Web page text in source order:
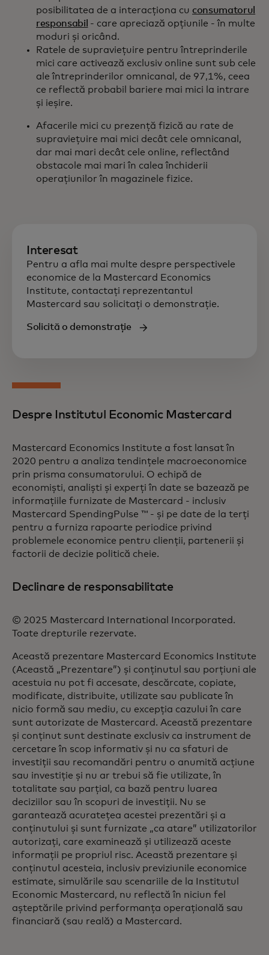
posibilitatea de a interacționa cu consumatorul
responsabil - care apreciază opțiunile - în multe
moduri și oricând.
Ratele de supraviețuire pentru întreprinderile
mici care activează exclusiv online sunt sub cele
ale întreprinderilor omnicanal, de 97,1%, ceea
ce reflectă probabil bariere mai mici la intrare
și ieșire.
Afacerile mici cu prezență fizică au rate de
supraviețuire mai mici decât cele omnicanal,
dar mai mari decât cele online, reflectând
obstacole mai mari în calea închiderii
operațiunilor în magazinele fizice.
Interesat
Pentru a afla mai multe despre perspectivele
economice de la Mastercard Economics
Institute, contactați reprezentantul
Mastercard sau solicitați o demonstrație.
Solicită o demonstrație
Despre Institutul Economic Mastercard
Mastercard Economics Institute a fost lansat în
2020 pentru a analiza tendințele macroeconomice
prin prisma consumatorului. O echipă de
economiști, analiști și experți în date se bazează pe
informațiile furnizate de Mastercard - inclusiv
Mastercard SpendingPulse ™ - și pe date de la terți
pentru a furniza rapoarte periodice privind
problemele economice pentru clienții, partenerii și
factorii de decizie politică cheie.
Declinare de responsabilitate
© 2025 Mastercard International Incorporated.
Toate drepturile rezervate.
Această prezentare Mastercard Economics Institute
(Această „Prezentare”) și conținutul sau porțiuni ale
acestuia nu pot fi accesate, descărcate, copiate,
modificate, distribuite, utilizate sau publicate în
nicio formă sau mediu, cu excepția cazului în care
sunt autorizate de Mastercard. Această prezentare
și conținut sunt destinate exclusiv ca instrument de
cercetare în scop informativ și nu ca sfaturi de
investiții sau recomandări pentru o anumită acțiune
sau investiție și nu ar trebui să fie utilizate, în
totalitate sau parțial, ca bază pentru luarea
deciziilor sau în scopuri de investiții. Nu se
garantează acuratețea acestei prezentări și a
conținutului și sunt furnizate „ca atare” utilizatorilor
autorizați, care examinează și utilizează aceste
informații pe propriul risc. Această prezentare și
conținutul acesteia, inclusiv previziunile economice
estimate, simulările sau scenariile de la Institutul
Economic Mastercard, nu reflectă în niciun fel
așteptările privind performanța operațională sau
financiară (sau reală) a Mastercard.